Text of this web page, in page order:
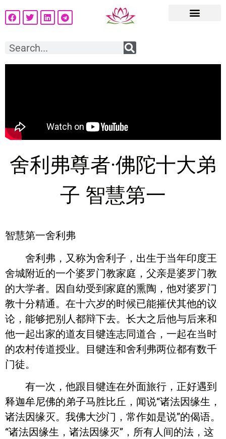
舍利弗尊者·佛陀十大弟
子 智慧第一
智慧第一舍利弗
舍利弗，又称为舍利子，出生于当年印度王
舍城附近的一个婆罗门教家庭，父亲是婆罗门教
的大学者。因自幼受到家庭的熏陶，他对婆罗门
教十分精通。在十六岁的时候已能摧伏其他的议
论，能够把别人都辩下去。长大之后他与后来和
他一起出家的道友目犍连志同道合，一起在当时
的农村传道授业。目犍连和舍利弗两位都有数千
门徒。
有一次，他跟目犍连在外面旅行，正好遇到
释迦牟尼佛的弟子马胜比丘，闻说“诸法因缘生，
诸法因缘灭。我佛大沙门，常作如是说”的偈语。
“诸法因缘生，诸法因缘灭”，所有人间的法，这